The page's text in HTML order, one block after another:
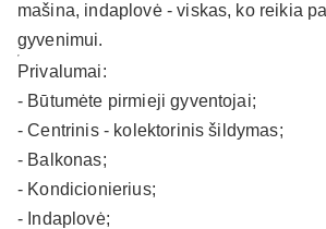
mašina, indaplovė - viskas, ko reikia
gyvenimui.
Privalumai:
- Būtumėte pirmieji gyventojai;
- Centrinis - kolektorinis šildymas;
- Balkonas;
- Kondicionierius;
- Indaplovė;